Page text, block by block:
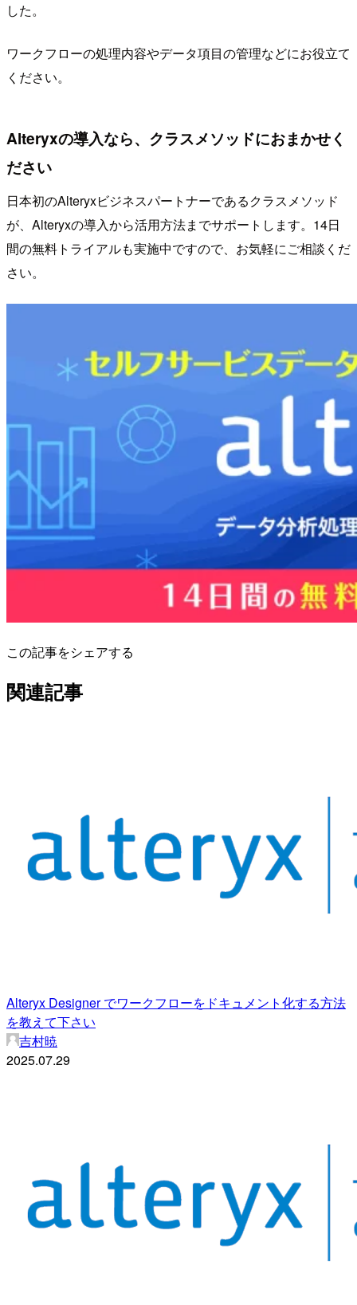
した。
ワークフローの処理内容やデータ項目の管理などにお役立て
ください。
Alteryxの導入なら、クラスメソッドにおまかせく
ださい
日本初のAlteryxビジネスパートナーであるクラスメソッド
が、Alteryxの導入から活用方法までサポートします。14日
間の無料トライアルも実施中ですので、お気軽にご相談くだ
さい。
この記事をシェアする
関連記事
Alteryx Designer でワークフローをドキュメント化する方法
を教えて下さい
吉村暁
2025.07.29